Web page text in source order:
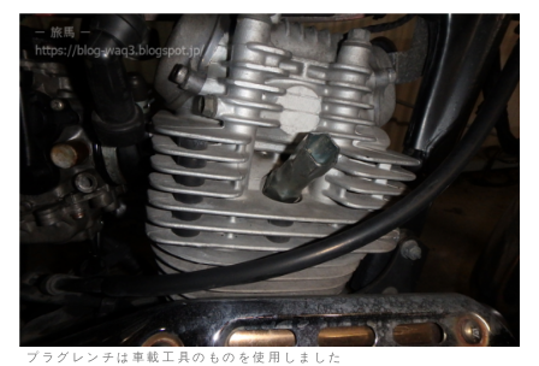
プラグレンチは車載工具のものを使用しました